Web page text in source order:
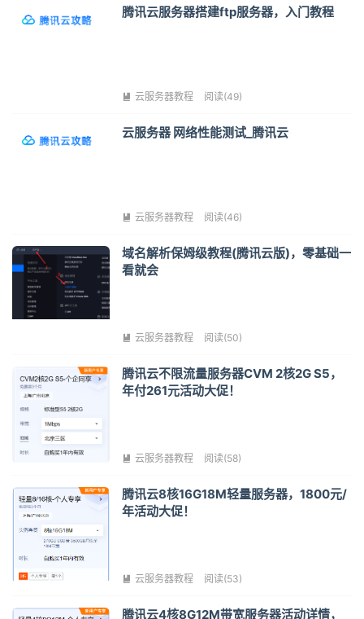
腾讯云服务器搭建ftp服务器，入门教程
 云服务器教程 阅读(49)
云服务器 网络性能测试_腾讯云
 云服务器教程 阅读(46)
域名解析保姆级教程(腾讯云版)，零基础一
看就会
 云服务器教程 阅读(50)
腾讯云不限流量服务器CVM 2核2G S5，
年付261元活动大促！
 云服务器教程 阅读(58)
腾讯云8核16G18M轻量服务器，1800元/
年活动大促！
 云服务器教程 阅读(53)
腾讯云4核8G12M带宽服务器活动详情，